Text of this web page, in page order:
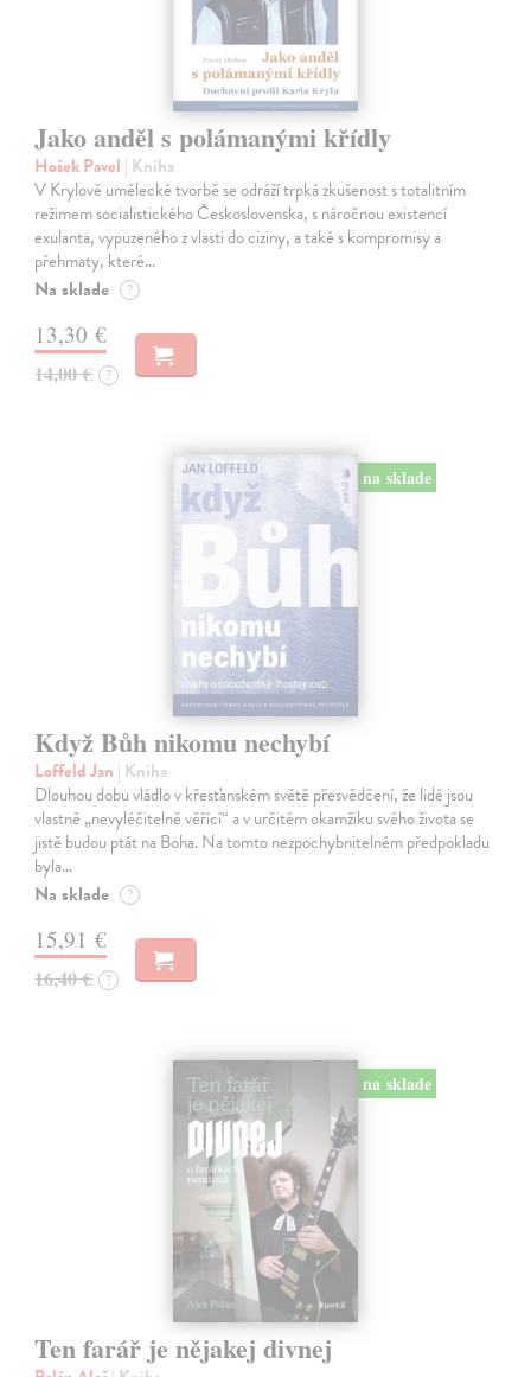
Jako anděl s polámanými křídly
Hošek Pavel | Kniha
V Krylově umělecké tvorbě se odráží trpká zkušenost s totalitním
režimem socialistického Československa, s náročnou existencí
exulanta, vypuzeného z vlasti do ciziny, a také s kompromisy a
přehmaty, které…
Na sklade ?
13,30 €
14,00 € ?
na sklade
Když Bůh nikomu nechybí
Loffeld Jan | Kniha
Dlouhou dobu vládlo v křesťanském světě přesvědčení, že lidé jsou
vlastně „nevyléčitelně věřící“ a v určitém okamžiku svého života se
jistě budou ptát na Boha. Na tomto nezpochybnitelném předpokladu
byla…
Na sklade ?
15,91 €
16,40 € ?
na sklade
Ten farář je nějakej divnej